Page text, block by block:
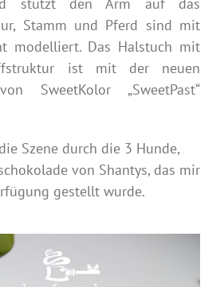
Stamm und Pferd sind mit
modelliert. Das Halstuch mit
ist mit der neuen
SweetKolor „SweetPast“
Szene durch die 3 Hunde,
von Shantys, das mir
gestellt wurde.